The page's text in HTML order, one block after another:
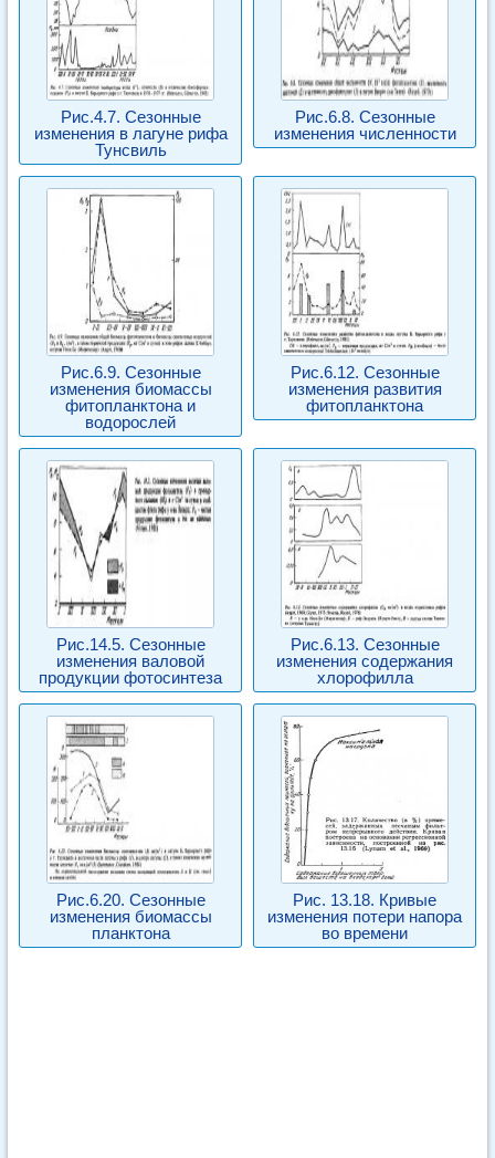
Рис.4.7. Сезонные
изменения в лагуне рифа
Тунсвиль
Рис.6.8. Сезонные
изменения численности
Рис.6.9. Сезонные
изменения биомассы
фитопланктона и
водорослей
Рис.6.12. Сезонные
изменения развития
фитопланктона
Рис.14.5. Сезонные
изменения валовой
продукции фотосинтеза
Рис.6.13. Сезонные
изменения содержания
хлорофилла
Рис.6.20. Сезонные
изменения биомассы
планктона
Рис. 13.18. Кривые
изменения потери напора
во времени